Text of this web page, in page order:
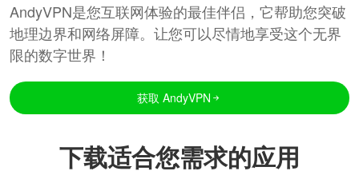
AndyVPN是您互联网体验的最佳伴侣，它帮助您突破
地理边界和网络屏障。让您可以尽情地享受这个无界
限的数字世界！
获取 AndyVPN
下载适合您需求的应用